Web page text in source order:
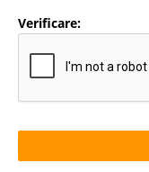
Verificare: